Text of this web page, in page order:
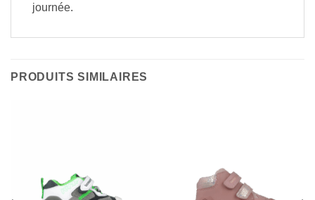
journée.
PRODUITS SIMILAIRES